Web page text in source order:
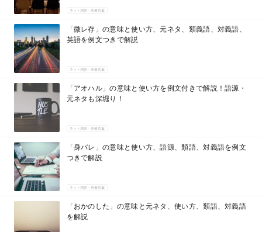
ネット用語・若者言葉
「微レ存」の意味と使い方、元ネタ、類義語、対義語、
英語を例文つきで解説
ネット用語・若者言葉
「アオハル」の意味と使い方を例文付きで解説！語源・
元ネタも深堀り！
ネット用語・若者言葉
「身バレ」の意味と使い方、語源、類語、対義語を例文
つきで解説
ネット用語・若者言葉
「おかのした」の意味と元ネタ、使い方、類語、対義語
を解説